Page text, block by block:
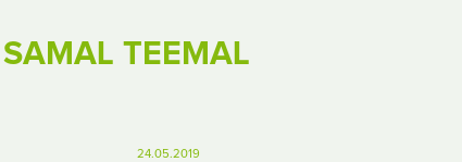
SAMAL TEEMAL
24.05.2019